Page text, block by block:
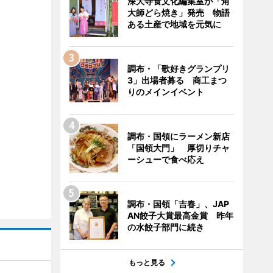
大師どら焼き」発売 物語
ある土産で地域を元気に
調布・「歌好きグランプリ
3」出場者募る 商工まつ
りのメインイベント
調布・国領にラーメン新店
「国領大門」 厚切りチャ
ーシューで食べ応え
調布・国領「吉春」、JAP
AN餃子大賞最高金賞 昨年
の水餃子部門に続き
もっと見る